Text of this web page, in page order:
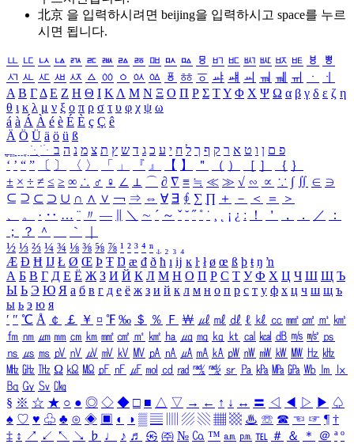
北京 을 입력하시려면 beijing을 입력하시고 space를 누르
시면 됩니다.
ㅥ ㅦ ㅧ ㅨ ㅩ ㅪ ㅫ ㅬ ㅭ ㅮ ㅯ ㅰ ㅱ ㅲ ㅳ ㅴ ㅵ ㅶ ㅷ ㅸ
ㅹ
ㅺ ㅻ ㅼ ㅽ ㅾ ㅿ ㆀ ㆁ ㆂ ㆃ ㆄ ㆅ ㆆ ㆇ ㆈ ㆉ ㆊ ㆋ ㆌ ㆍ
ㆎ
Α Β ΓΔ Ε Ζ Η Θ Ι ΚΛ Μ Ν Ξ Ο Π Ρ Σ ΤΥ Φ Χ Ψ Ω α β γ δ ε ζ η
θ ι κ λ μ ν ξ ο π ρ σ τ υ φ χ ψ ω
á à Á À é è É È ç Ç ê
Ä Ö Ü ä ö ü ß
ִֶֹ ֻּ ׁׂ פ ם ן ו ט א ר ק ף ך ל ח י ע כ ג ד ש ץ ת צ מ נ ה ב
‘ ’ “ ” 〔 〕 〈 〉 「 」 『 』 【 】 ＂ （ ） ［ ］ ｛ ｝
± × ÷ ≠ ≤ ≥ ∞ ∴ ♂ ♀ ∠ ⊥ ⌒ ∂ ∇ ≡ ≒ ≪ ≫ √ ∽ ∝ ∵ ∫ ∬ ∈ ∋
⊆ ⊇ ⊂ ⊃ ∪ ∩ ∧ ∨ ￢ ⇒ ⇔ ∀ ∃ ∮ ∑ ∏ ＋ － ＜ ＝
＞
、
。 · ‥ … ¨ 〃 ― ＼ ∼ ´ ～ ˇ ˘ ˝ ˚ ˙ ¸ ¡ ¿ ː ！ ＇ ， ． ／
：
；
？ ＾ ｀
½ ⅓ ⅔ ¼ ¾ ⅛ ⅜ ⅝ ⅞ ¹ ² ³ ⁴ ⁿ ₁ ₂ ₃ ₄
Æ Ð Ħ Ĳ Ł Ø Œ Þ Ŧ Ŋ æ đ ð ħ ı ĳ ĸ ŀ ł ø œ ß þ ŧ ŋ ŉ
А Б В Г Д Е Ё Ж З И Й К Л М Н О П Р С Т У Ф Х Ц Ч Ш Щ Ъ
Ы Ь Э Ю Я а б в г д е ё ж з и й к л м н о п р с т у ф х ц ч ш щ ъ
ы ь э ю я
′ ″ ℃ Å ￠ ￡ ￥ ¤ ℉ ‰ ＄ ％ Ｆ ￦ ㎕ ㎖ ㎗ ℓ ㎘ ㏄ ㎣ ㎤ ㎥ ㎦
㎙ ㎚ ㎛ ㎜ ㎝ ㎞ ㎟ ㎠ ㎡ ㎢ ㏊ ㎍ ㎎ ㎏ ㏏ ㎈ ㎉ ㏈ ㎧ ㎨ ㎰
㎱ ㎲ ㎳ ㎴ ㎵ ㎶ ㎷ ㎸ ㎹ ㎀ ㎁ ㎂ ㎃ ㎄ ㎺ ㎻ ㎽ ㎾ ㎿ ㎐ ㎑
㎒ ㎓ ㎔ Ω ㏀ ㏁ ㎊ ㎋ ㎌ ㏖ ㏅ ㎭ ㎮ ㎯ ㏛ ㎩ ㎪ ㎫ ㎬ ㏝ ㏐
㏓
㏃ ㏉ ㏜ ㏆
§ ※ ☆ ★ ○ ● ◎ ◇ ◆ □ ■ △ ▽ → ← ↑ ↓ ↔ 〓 ◁ ◀ ▷ ▶ ♤
♠ ♡ ♥ ♧ ♣ ⊙ ◈ ▣ ◐ ◑ ▒ ▤ ▨ ▧ ▦ ▩ ♨ ☏ ☎ ☜ ☞ ¶ †
‡ ↕ ↗ ↙ ↖ ↘ ♭ ♩ ♪ ♬ ㉿ ㈜ № ㏇ ™ ㏂ ㏘ ℡ ＃ ＆ ＊ ＠ ª º